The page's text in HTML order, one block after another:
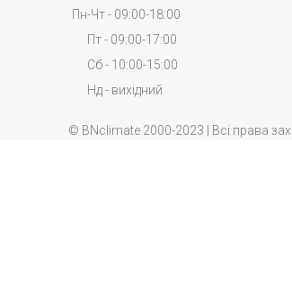
Пн-Чт - 09:00-18:00
Пт - 09:00-17:00
Сб - 10:00-15:00
Нд - вихідний
© BNclimate 2000-2023 | Всі права